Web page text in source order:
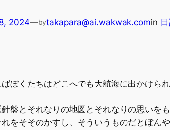
2024—bytakapara@ai.wakwak.comin
ぼくたちはどこへでも大航海に出かけられ
盤とそれなりの地図とそれなりの思いを
をそそのかすし、そういうものだとぼん